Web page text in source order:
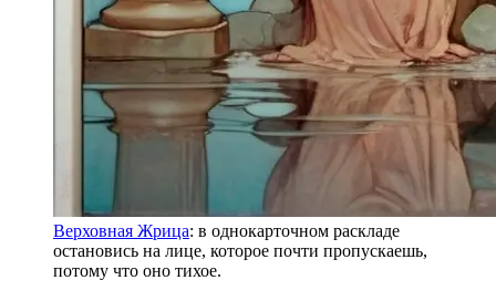
Верховная Жрица: в однокарточном раскладе
остановись на лице, которое почти пропускаешь,
потому что оно тихое.